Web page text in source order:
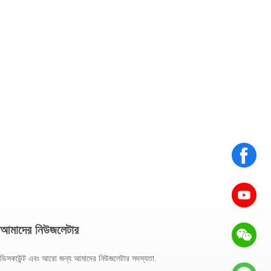
আমাদের নিউজলেটার
ডিসকাউন্ট এবং আরো জন্য আমাদের নিউজলেটার সদস্যতা.